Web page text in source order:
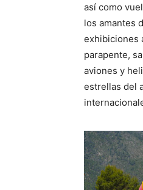
así como
los amantes
exhibiciones
parapente,
aviones y
estrellas del